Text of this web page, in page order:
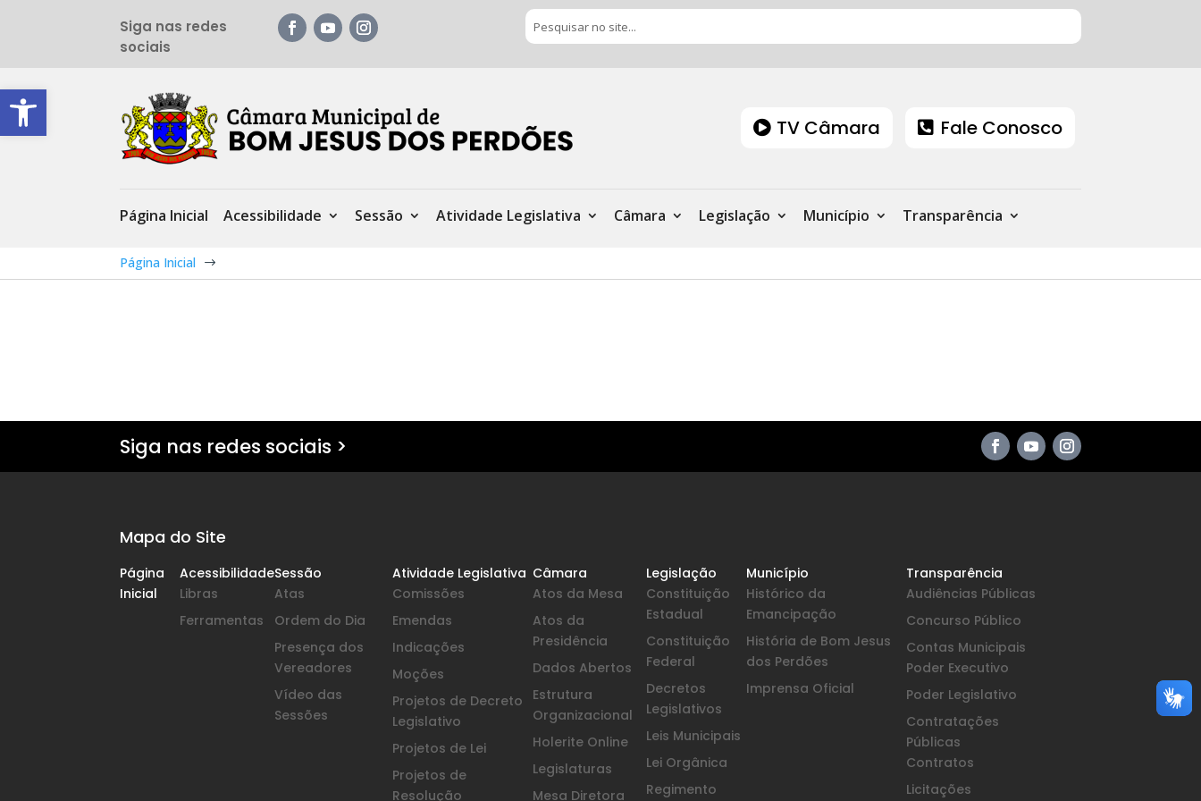
Barra de Ferramentas Aberta
Siga nas redes
sociais
TV Câmara Fale Conosco
Página Inicial Acessibilidade Sessão Atividade Legislativa Câmara Legislação Município Transparência
Página Inicial $
Siga nas redes sociais >
Mapa do Site
Página
Inicial
Acessibilidade
Libras
Ferramentas
Sessão
Atas
Ordem do Dia
Presença dos
Vereadores
Vídeo das
Sessões
Atividade Legislativa
Comissões
Emendas
Indicações
Moções
Projetos de Decreto
Legislativo
Projetos de Lei
Projetos de
Resolução
Câmara
Atos da Mesa
Atos da
Presidência
Dados Abertos
Estrutura
Organizacional
Holerite Online
Legislaturas
Mesa Diretora
Legislação
Constituição
Estadual
Constituição
Federal
Decretos
Legislativos
Leis Municipais
Lei Orgânica
Regimento
Município
Histórico da
Emancipação
História de Bom Jesus
dos Perdões
Imprensa Oficial
Transparência
Audiências Públicas
Concurso Público
Contas Municipais
Poder Executivo
Poder Legislativo
Contratações
Públicas
Contratos
Licitações